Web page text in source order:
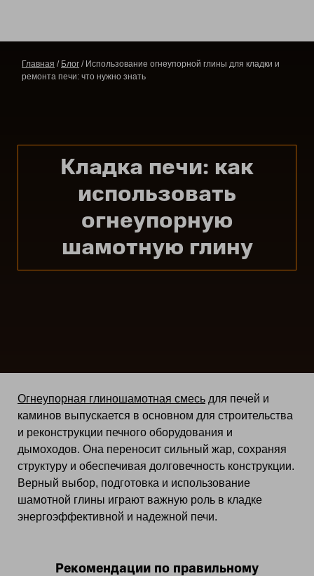
Кладка печи: как
использовать
огнеупорную
шамотную глину
Главная / Блог / Использование огнеупорной глины для кладки и
ремонта печи: что нужно знать
Огнеупорная глиношамотная смесь для печей и
каминов выпускается в основном для строительства
и реконструкции печного оборудования и
дымоходов. Она переносит сильный жар, сохраняя
структуру и обеспечивая долговечность конструкции.
Верный выбор, подготовка и использование
шамотной глины играют важную роль в кладке
энергоэффективной и надежной печи.
Рекомендации по правильному